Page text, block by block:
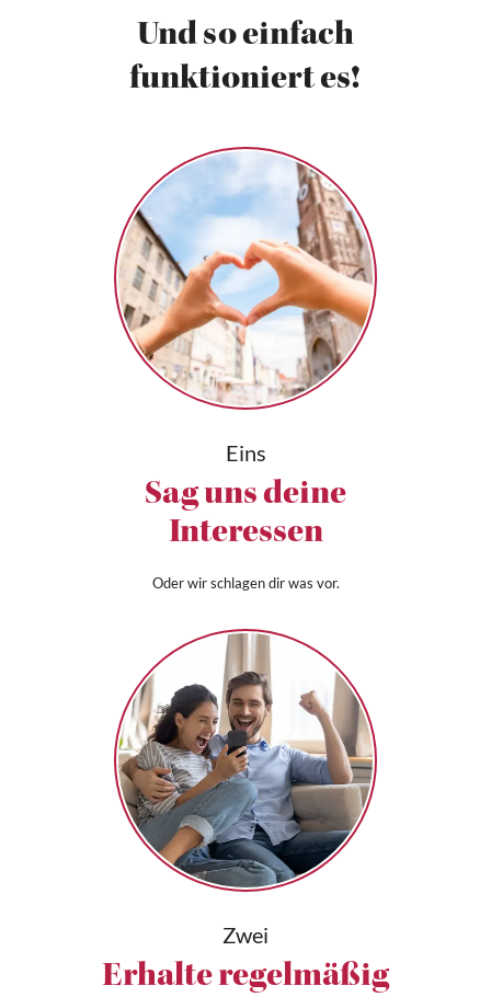
Und so einfach
funktioniert es!
Eins
Sag uns deine
Interessen
Oder wir schlagen dir was vor.
Zwei
Erhalte regelmäßig